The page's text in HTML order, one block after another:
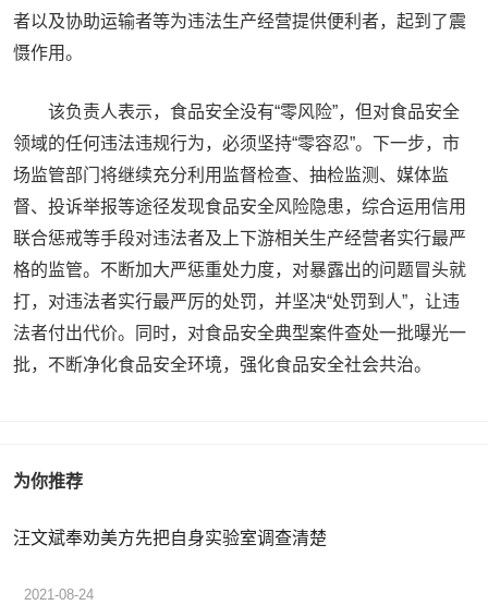
者以及协助运输者等为违法生产经营提供便利者，起到了震
慑作用。
该负责人表示，食品安全没有“零风险”，但对食品安全
领域的任何违法违规行为，必须坚持“零容忍”。下一步，市
场监管部门将继续充分利用监督检查、抽检监测、媒体监
督、投诉举报等途径发现食品安全风险隐患，综合运用信用
联合惩戒等手段对违法者及上下游相关生产经营者实行最严
格的监管。不断加大严惩重处力度，对暴露出的问题冒头就
打，对违法者实行最严厉的处罚，并坚决“处罚到人”，让违
法者付出代价。同时，对食品安全典型案件查处一批曝光一
批，不断净化食品安全环境，强化食品安全社会共治。
为你推荐
汪文斌奉劝美方先把自身实验室调查清楚
2021-08-24